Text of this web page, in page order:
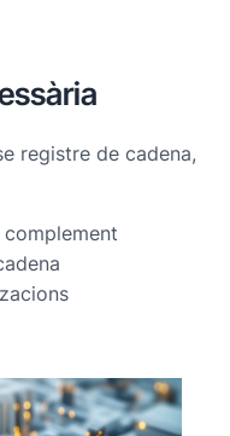
registre de cadena,